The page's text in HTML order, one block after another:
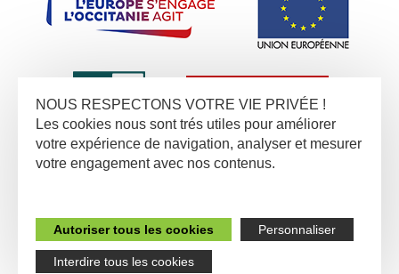
NOUS RESPECTONS VOTRE VIE PRIVÉE !
Les cookies nous sont trés utiles pour améliorer
votre expérience de navigation, analyser et mesurer
votre engagement avec nos contenus.
Autoriser tous les cookies Personnaliser
Interdire tous les cookies